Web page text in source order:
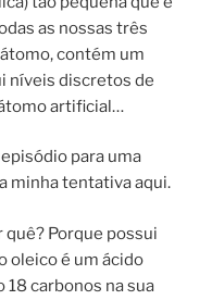
as nossas três
contém um
níveis discretos de
artificial…
para uma
minha tentativa aqui.
quê? Porque possui
oleico é um ácido
18 carbonos na sua